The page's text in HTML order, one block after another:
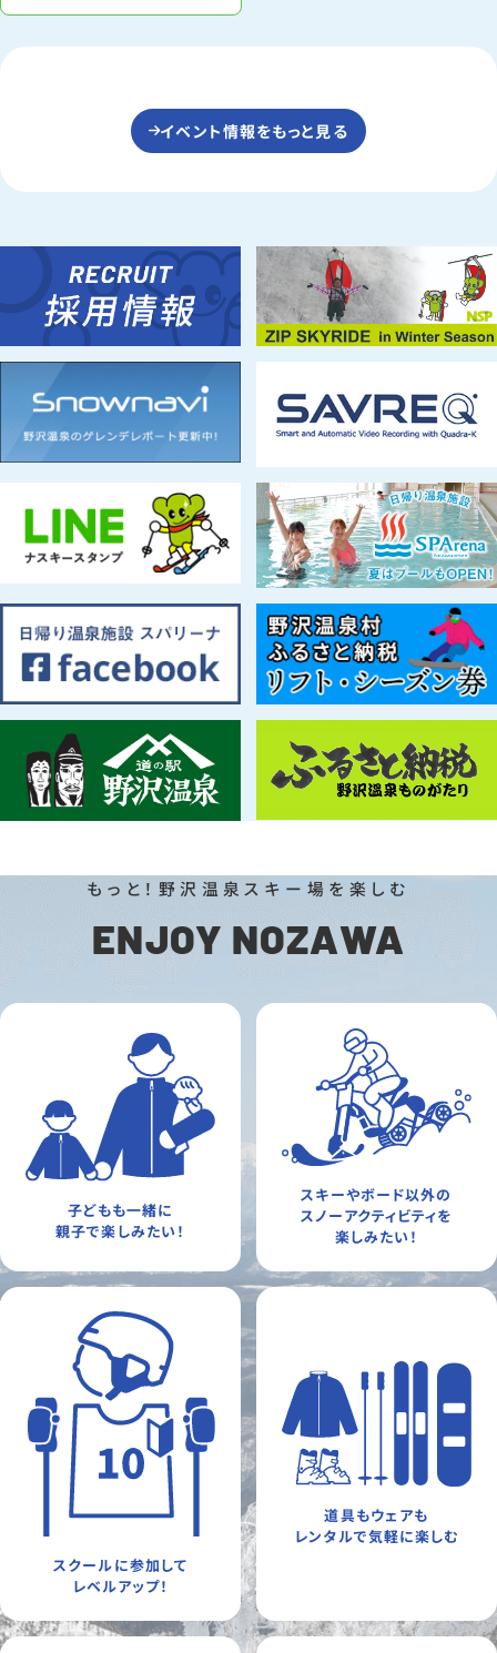
イベント情報をもっと見る
もっと！野沢温泉スキー場を楽しむ
ENJOY NOZAWA
子どもも一緒に
親子で楽しみたい！
スキーやボード以外の
スノーアクティビティを
楽しみたい！
スクールに参加して
レベルアップ！
道具もウェアも
レンタルで気軽に楽しむ